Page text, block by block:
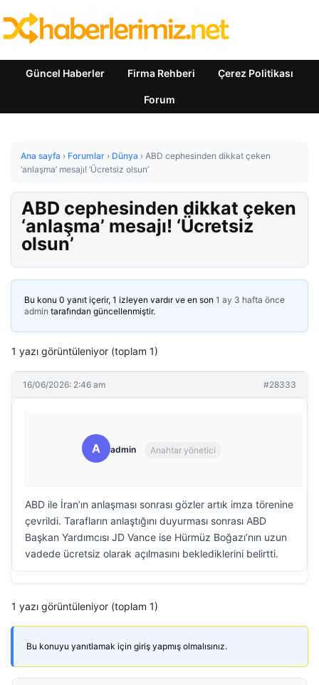
Güncel Haberler Firma Rehberi Çerez Politikası
Forum
Ana sayfa › Forumlar › Dünya › ABD cephesinden dikkat çeken
‘anlaşma’ mesajı! ‘Ücretsiz olsun’
ABD cephesinden dikkat çeken
‘anlaşma’ mesajı! ‘Ücretsiz
olsun’
Bu konu 0 yanıt içerir, 1 izleyen vardır ve en son 1 ay 3 hafta önce
admin tarafından güncellenmiştir.
1 yazı görüntüleniyor (toplam 1)
16/06/2026: 2:46 am #28333
A admin Anahtar yönetici
ABD ile İran’ın anlaşması sonrası gözler artık imza törenine
çevrildi. Tarafların anlaştığını duyurması sonrası ABD
Başkan Yardımcısı JD Vance ise Hürmüz Boğazı’nın uzun
vadede ücretsiz olarak açılmasını beklediklerini belirtti.
1 yazı görüntüleniyor (toplam 1)
Bu konuyu yanıtlamak için giriş yapmış olmalısınız.